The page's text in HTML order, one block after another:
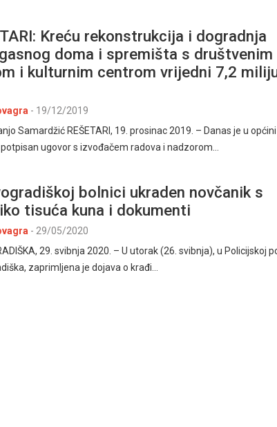
Kreću rekonstrukcija i dogradnja
doma i spremišta s društvenim
i kulturnim centrom vrijedni 7,2
- 19/12/2019
Samardžić REŠETARI, 19. prosinac 2019. – Danas je u općini
ugovor s izvođačem radova i nadzorom…
bolnici ukraden novčanik s
tisuća kuna i dokumenti
- 29/05/2020
29. svibnja 2020. – U utorak (26. svibnja), u Policijskoj
zaprimljena je dojava o krađi…